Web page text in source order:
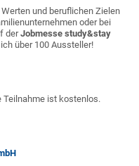
und beruflichen Zielen
oder bei
derJobmesse study&stay
über 100 Aussteller!
Teilnahme ist kostenlos.